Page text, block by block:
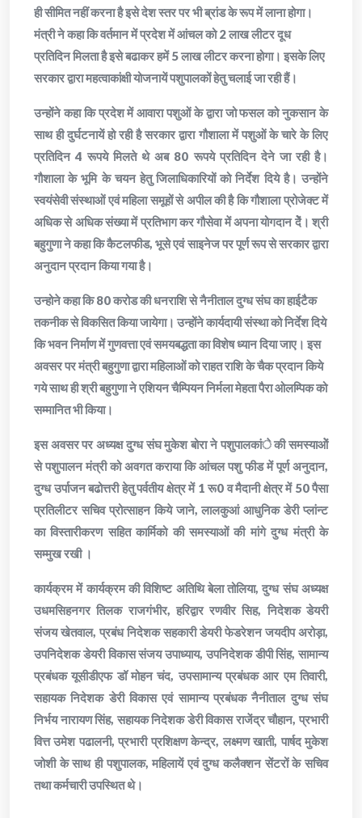
ही सीमित नहीं करना है इसे देश स्तर पर भी ब्रांड के रूप में लाना होगा।
मंत्री ने कहा कि वर्तमान में प्रदेश में आंचल को 2 लाख लीटर दूध
प्रतिदिन मिलता है इसे बढाकर हमें 5 लाख लीटर करना होगा। इसके लिए
सरकार द्वारा महत्वाकांक्षी योजनायें पशुपालकों हेतु चलाई जा रही हैं।
उन्होंने कहा कि प्रदेश में आवारा पशुओं के द्वारा जो फसल को नुकसान के
साथ ही दुर्घटनायें हो रही है सरकार द्वारा गौशाला में पशुओं के चारे के लिए
प्रतिदिन 4 रूपये मिलते थे अब 80 रूपये प्रतिदिन देने जा रही है।
गौशाला के भूमि के चयन हेतु जिलाधिकारियों को निर्देश दिये है। उन्होंने
स्वयंसेवी संस्थाओं एवं महिला समूहों से अपील की है कि गौशाला प्रोजेक्ट में
अधिक से अधिक संख्या में प्रतिभाग कर गौसेवा में अपना योगदान देें। श्री
बहुगुणा ने कहा कि कैटलफीड, भूसे एवं साइनेज पर पूर्ण रूप से सरकार द्वारा
अनुदान प्रदान किया गया है।
उन्होने कहा कि 80 करोड की धनराशि से नैनीताल दुग्ध संघ का हाईटैक
तकनीक से विकसित किया जायेगा। उन्होंने कार्यदायी संस्था को निर्देश दिये
कि भवन निर्माण में गुणवत्ता एवं समयबद्धता का विशेष ध्यान दिया जाए। इस
अवसर पर मंत्री बहुगुणा द्वारा महिलाओं को राहत राशि के चैक प्रदान किये
गये साथ ही श्री बहुगुणा ने एशियन चैम्पियन निर्मला मेहता पैरा ओलम्पिक को
सम्मानित भी किया।
इस अवसर पर अध्यक्ष दुग्ध संघ मुकेश बोरा ने पशुपालकांे की समस्याओें
से पशुपालन मंत्री को अवगत कराया कि आंचल पशु फीड में पूर्ण अनुदान,
दुग्ध उर्पाजन बढोत्तरी हेतु पर्वतीय क्षेत्र में 1 रू0 व मैदानी क्षेत्र में 50 पैसा
प्रतिलीटर सचिव प्रोत्साहन किये जाने, लालकुआं आधुनिक डेरी प्लांन्ट
का विस्तारीकरण सहित कार्मिको की समस्याओं की मांगे दुग्ध मंत्री के
सम्मुख रखी ।
कार्यक्रम में कार्यक्रम की विशिष्ट अतिथि बेला तोलिया, दुग्ध संघ अध्यक्ष
उधमसिहनगर तिलक राजगंभीर, हरिद्वार रणवीर सिह, निदेशक डेयरी
संजय खेतवाल, प्रबंध निदेशक सहकारी डेयरी फेडरेशन जयदीप अरोड़ा,
उपनिदेशक डेयरी विकास संजय उपाध्याय, उपनिदेशक डीपी सिंह, सामान्य
प्रबंधक यूसीडीएफ डॉ मोहन चंद, उपसामान्य प्रबंधक आर एम तिवारी,
सहायक निदेशक डेरी विकास एवं सामान्य प्रबंधक नैनीताल दुग्ध संघ
निर्भय नारायण सिंह, सहायक निदेशक डेरी विकास राजेंद्र चौहान, प्रभारी
वित्त उमेश पढालनी, प्रभारी प्रशिक्षण केन्द्र, लक्ष्मण खाती, पार्षद मुकेश
जोशी के साथ ही पशुपालक, महिलायें एवं दुग्ध कलैक्शन सेंटरों के सचिव
तथा कर्मचारी उपस्थित थे।